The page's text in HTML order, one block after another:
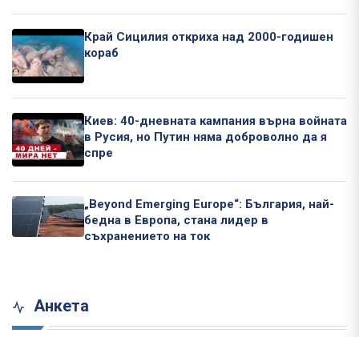
Край Сицилия откриха над 2000-годишен
кораб
Киев: 40-дневната кампания върна войната
в Русия, но Путин няма доброволно да я
спре
„Beyond Emerging Europe“: България, най-
бедна в Европа, стана лидер в
съхранението на ток
Анкета